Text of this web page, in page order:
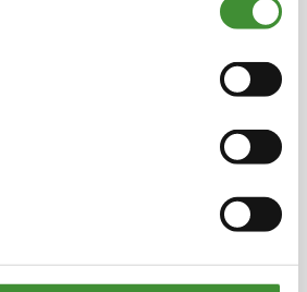
ein Spezialistenteam, das
als ein Standardreifen